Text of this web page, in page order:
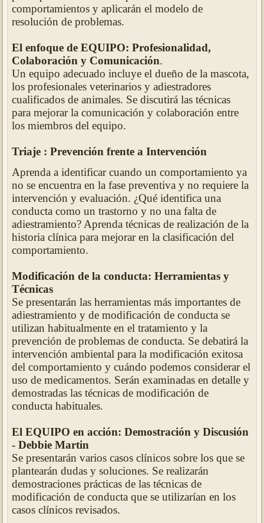
comportamientos y aplicarán el modelo de
resolución de problemas.
El enfoque de EQUIPO: Profesionalidad,
Colaboración y Comunicación.
Un equipo adecuado incluye el dueño de la mascota,
los profesionales veterinarios y adiestradores
cualificados de animales. Se discutirá las técnicas
para mejorar la comunicación y colaboración entre
los miembros del equipo.
Triaje : Prevención frente a Intervención
Aprenda a identificar cuando un comportamiento ya
no se encuentra en la fase preventiva y no requiere la
intervención y evaluación. ¿Qué identifica una
conducta como un trastorno y no una falta de
adiestramiento? Aprenda técnicas de realización de la
historia clínica para mejorar en la clasificación del
comportamiento.
Modificación de la conducta: Herramientas y
Técnicas
Se presentarán las herramientas más importantes de
adiestramiento y de modificación de conducta se
utilizan habitualmente en el tratamiento y la
prevención de problemas de conducta. Se debatirá la
intervención ambiental para la modificación exitosa
del comportamiento y cuándo podemos considerar el
uso de medicamentos. Serán examinadas en detalle y
demostradas las técnicas de modificación de
conducta habituales.
El EQUIPO en acción: Demostración y Discusión
- Debbie Martin
Se presentarán varios casos clínicos sobre los que se
plantearán dudas y soluciones. Se realizarán
demostraciones prácticas de las técnicas de
modificación de conducta que se utilizarían en los
casos clínicos revisados.